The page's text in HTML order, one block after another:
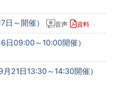
日～開催） 音声 資料
日09:00～10:00開催）
21日13:30～14:30開催）